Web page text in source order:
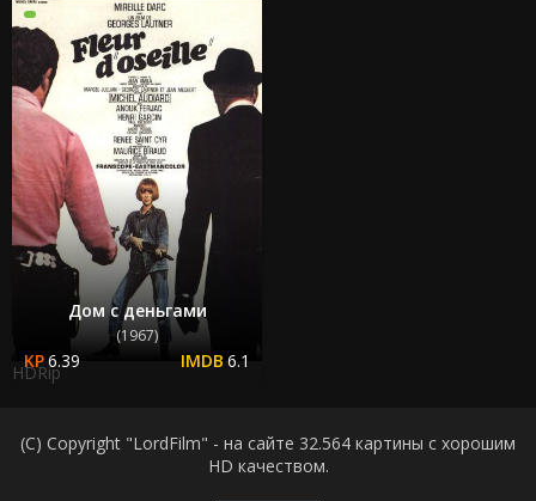
Дом с деньгами
(1967)
6.39 6.1
HDRip
(C) Copyright "LordFilm" - на сайте 32.564 картины с хорошим
HD качеством.